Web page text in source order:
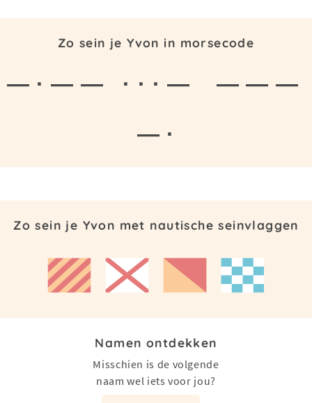
Zo sein je Yvon in morsecode
— · — — · · · —
— — —
— ·
Zo sein je Yvon met nautische seinvlaggen
Namen ontdekken
Misschien is de volgende
naam wel iets voor jou?